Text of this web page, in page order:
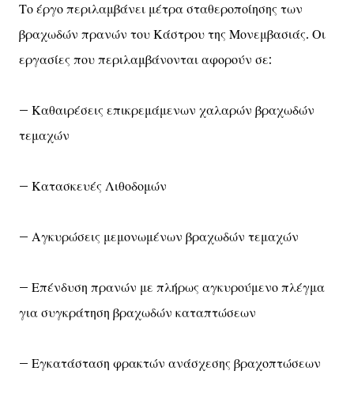
Το έργο περιλαμβάνει μέτρα σταθεροποίησης των
βραχωδών πρανών του Κάστρου της Μονεμβασιάς. Οι
εργασίες που περιλαμβάνονται αφορούν σε:
– Καθαιρέσεις επικρεμάμενων χαλαρών βραχωδών
τεμαχών
– Κατασκευές Λιθοδομών
– Αγκυρώσεις μεμονωμένων βραχωδών τεμαχών
– Επένδυση πρανών με πλήρως αγκυρούμενο πλέγμα
για συγκράτηση βραχωδών καταπτώσεων
– Εγκατάσταση φρακτών ανάσχεσης βραχοπτώσεων